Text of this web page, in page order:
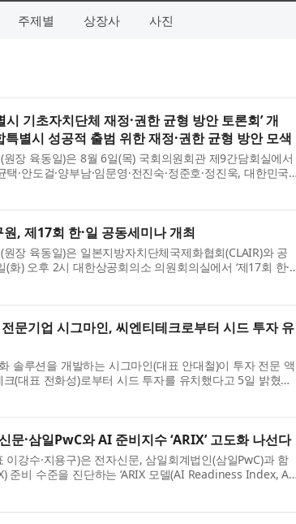
주제별 상장사 사진
시 기초자치단체 재정·권한 균형 방안 토론회’ 개
별시 성공적 출범 위한 재정·권한 균형 방안 모색
장 육동일)은 8월 6일(목) 국회의원회관 제9간담회실에서
·안도걸·양부남·임문영·전진숙·정준호·정진욱, 대한민국
와 ‘전남광주통합특별시 기초자치단체 재정·권한 균형 방
, 제17회 한·일 공동세미나 개최
장 육동일)은 일본지방자치단체국제화협회(CLAIR)와 공
화) 오후 2시 대한상공회의소 의원회의실에서 ‘제17회 한·
한다. 이번 세미나는 ‘지역 과제 대응을 위한 리질리언스 강
문기업 시그마인, 씨엔티테크로부터 시드 투자 유
솔루션을 개발하는 시그마인(대표 안대철)이 투자 전문 액
(대표 전화성)로부터 시드 투자를 유치했다고 5일 밝혔다.
시그마인은 이번 투자금을 자기진화 엔진 및 B2B SaaS 플
문·삼일PwC와 AI 준비지수 ‘ARIX’ 고도화 나선다
이강수·지용구)은 전자신문, 삼일회계법인(삼일PwC)과 함
준비 수준을 진단하는 ‘ARIX 모델(AI Readiness Index, AI
선다고 29일 밝혔다. ARIX 모델은 전자신문과 삼일PwC가